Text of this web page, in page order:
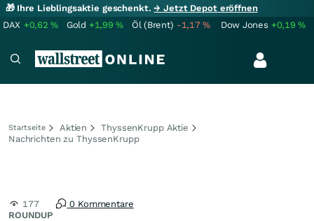
🎁 Ihre Lieblingsaktie geschenkt.→ Jetzt Depot eröffnen
DAX +0,62% Gold +1,99% Öl (Brent) -1,17% Dow Jones +0,19%
Startseite Aktien
ThyssenKrupp Aktie
Nachrichten zu ThyssenKrupp
ROUNDUP
177 0 Kommentare